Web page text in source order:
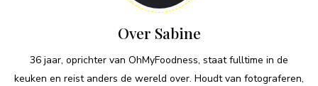
Over Sabine
36 jaar, oprichter van OhMyFoodness, staat fulltime in de
keuken en reist anders de wereld over. Houdt van fotograferen,